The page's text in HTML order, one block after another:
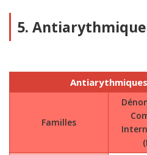
5.
Familles